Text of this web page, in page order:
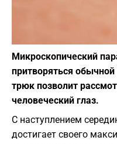
Микроскопический
притворяться
трюк позволит
человеческий глаз.
С наступлением
достигает своего